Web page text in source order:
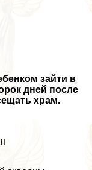
зайти в
дней после
храм.